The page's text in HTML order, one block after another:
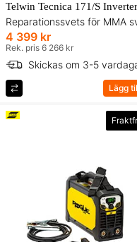
4 399 kr
Rek. pris 6 266 kr
Skickas om 3-5
Lägg